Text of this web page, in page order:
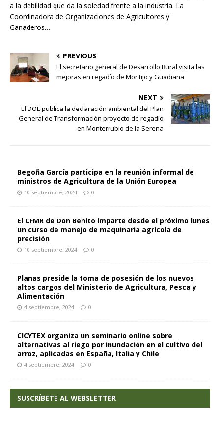
a la debilidad que da la soledad frente a la industria. La
Coordinadora de Organizaciones de Agricultores y
Ganaderos…
PREVIOUS
El secretario general de Desarrollo Rural visita las
mejoras en regadío de Montijo y Guadiana
NEXT
El DOE publica la declaración ambiental del Plan
General de Transformación proyecto de regadío
en Monterrubio de la Serena
Begoña García participa en la reunión informal de
ministros de Agricultura de la Unión Europea
10 septiembre, 2024 0
El CFMR de Don Benito imparte desde el próximo lunes
un curso de manejo de maquinaria agrícola de
precisión
10 septiembre, 2024 0
Planas preside la toma de posesión de los nuevos
altos cargos del Ministerio de Agricultura, Pesca y
Alimentación
4 septiembre, 2024 0
CICYTEX organiza un seminario online sobre
alternativas al riego por inundación en el cultivo del
arroz, aplicadas en España, Italia y Chile
4 septiembre, 2024 0
SUSCRÍBETE AL WEBSLETTER